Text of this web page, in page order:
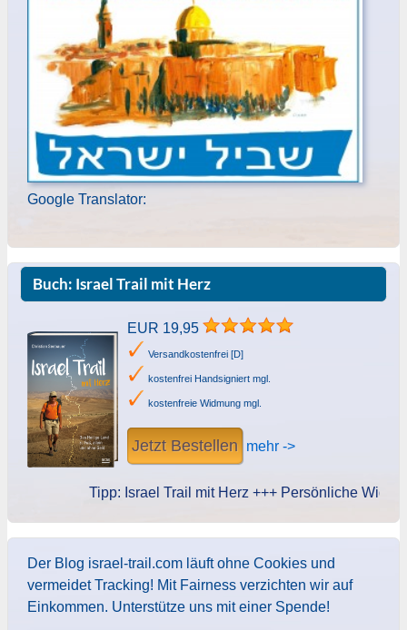
Google Translator:
Buch: Israel Trail mit Herz
EUR 19,95
Versandkostenfrei [D]
kostenfrei Handsigniert mgl.
kostenfreie Widmung mgl.
Jetzt Bestellen mehr ->
Tipp: Israel Trail mit Herz +++ Persönliche
Der Blog israel-trail.com läuft ohne Cookies und
vermeidet Tracking! Mit Fairness verzichten wir auf
Einkommen. Unterstütze uns mit einer Spende!